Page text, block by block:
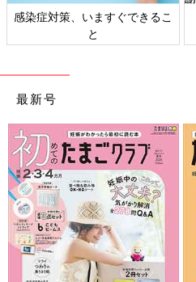
日本外来小児科学会リーフレッ
ト検討会
最新号